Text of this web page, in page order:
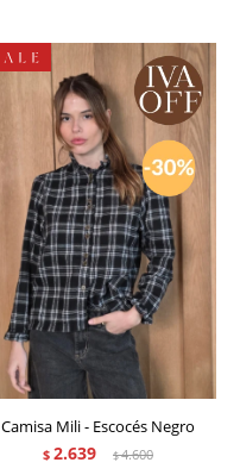
Camisa Mili - Escocés Negro
$ 2.639 $4.600